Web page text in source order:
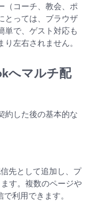
（コーチ、教会、ポ
とっては、ブラウザ
単で、ゲスト対応も
左右されません。
へマルチ配
約した後の基本的な
先として追加し、プ
す。複数のページや
利用できます。